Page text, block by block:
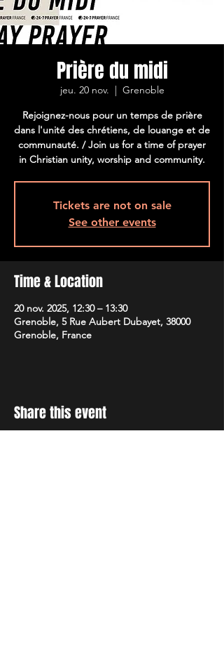
Prière du midi
jeu. 20 nov.
  |
Grenoble
Rejoignez-nous pour un temps de prière
dans l'unité des chrétiens, de louange et de
communauté. / Join us for a time of prayer
in Christian unity, worship and community.
Tickets are not on sale
See other events
Time & Location
20 nov. 2025, 12:30 – 13:30
Grenoble, 5 Rue Aubert Dubayet, 38000
Grenoble, France
Share this event